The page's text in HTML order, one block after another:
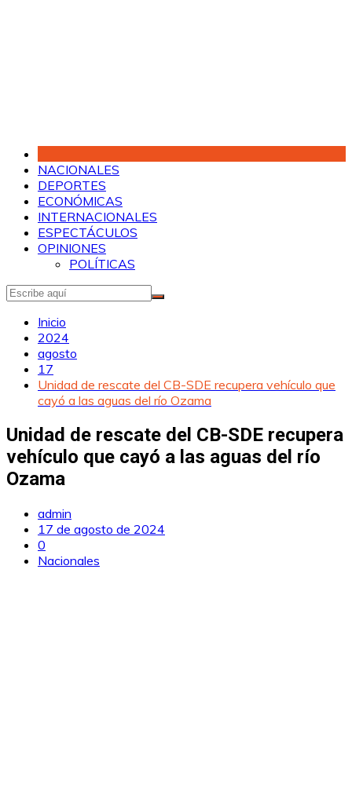
NACIONALES
DEPORTES
ECONÓMICAS
INTERNACIONALES
ESPECTÁCULOS
OPINIONES
POLÍTICAS
Inicio
2024
agosto
17
Unidad de rescate del CB-SDE recupera vehículo que
cayó a las aguas del río Ozama
Unidad de rescate del CB-SDE recupera
vehículo que cayó a las aguas del río
Ozama
admin
17 de agosto de 2024
0
Nacionales